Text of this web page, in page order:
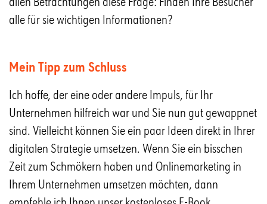
alle für sie wichtigen Informationen?
Mein Tipp zum Schluss
Ich hoffe, der eine oder andere Impuls, für Ihr
Unternehmen hilfreich war und Sie nun gut gewappnet
sind. Vielleicht können Sie ein paar Ideen direkt in Ihrer
digitalen Strategie umsetzen. Wenn Sie ein bisschen
Zeit zum Schmökern haben und Onlinemarketing in
Ihrem Unternehmen umsetzen möchten, dann